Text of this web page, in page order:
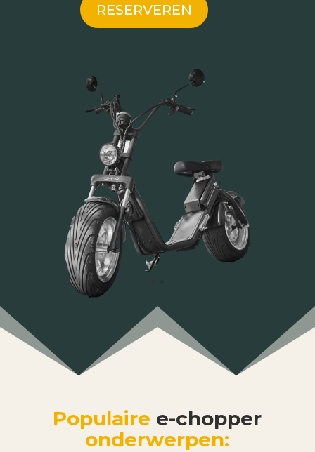
RESERVEREN
Populaire e-chopper
onderwerpen: